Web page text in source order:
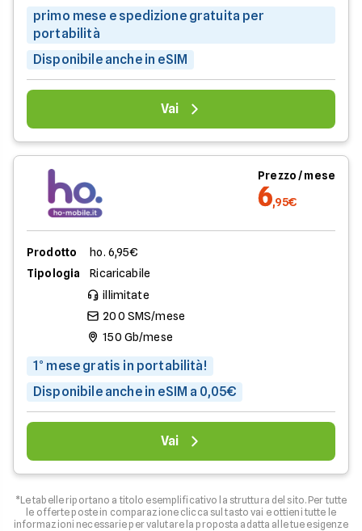
primo mese e spedizione gratuita per
portabilità
Disponibile anche in eSIM
Vai
Prezzo / mese
6,95€
Prodotto
ho. 6,95€
Tipologia
Ricaricabile
illimitate
200 SMS/mese
150 Gb/mese
1° mese gratis in portabilità!
Disponibile anche in eSIM a 0,05€
Vai
*Le tabelle riportano a titolo esemplificativo la struttura del sito. Per tutte
le offerte poste in comparazione clicca sul tasto vai e ottieni tutte le
informazioni necessarie per valutare la proposta adatta alle tue esigenze